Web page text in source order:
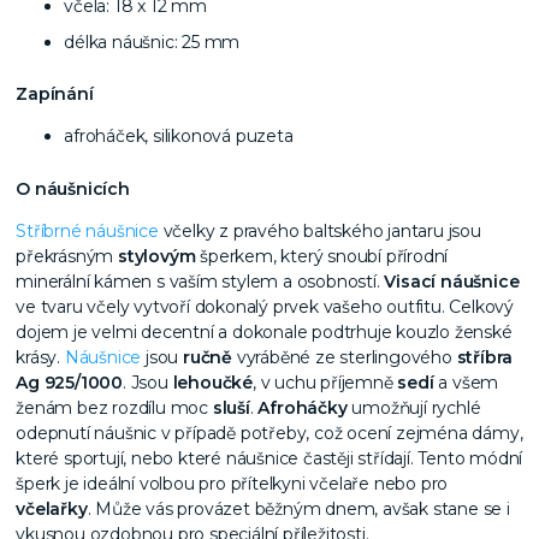
včela: 18 x 12 mm
délka náušnic: 25 mm
Zapínání
afroháček, silikonová puzeta
O náušnicích
Stříbrné náušnice včelky z pravého baltského jantaru jsou
překrásným stylovýmšperkem, který snoubí přírodní
minerální kámen s vaším stylem a osobností.Visací náušnice
ve tvaru včely vytvoří dokonalý prvek vašeho outfitu. Celkový
dojem je velmi decentní a dokonale podtrhuje kouzlo ženské
krásy. Náušnice jsou ručněvyráběné ze sterlingového stříbra
Ag 925/1000. Jsou lehoučké, v uchu příjemně sedía všem
ženám bez rozdílu moc sluší.Afroháčkyumožňují rychlé
odepnutí náušnic v případě potřeby, což ocení zejména dámy,
které sportují, nebo které náušnice častěji střídají. Tento módní
šperk je ideální volbou pro přítelkyni včelaře nebo pro
včelařky. Může vás provázet běžným dnem, avšak stane se i
vkusnou ozdobnou pro speciální příležitosti.